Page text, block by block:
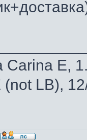
Carina E,
(not LB),